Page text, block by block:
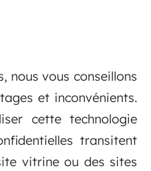
nous vous conseillons
et inconvénients.
cette technologie
transitent
vitrine ou des sites